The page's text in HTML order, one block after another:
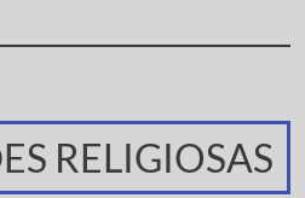
RELIGIOSAS